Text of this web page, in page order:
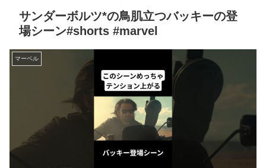
サンダーボルツ*の鳥肌立つバッキーの登
場シーン#shorts #marvel
マーベル